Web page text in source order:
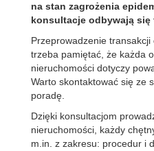
na stan zagrożenia
konsultacje odbywają
Przeprowadzenie transakcji
trzeba pamiętać, że każda
nieruchomości dotyczy
Warto skontaktować się ze
poradę.
Dzięki konsultacjom
nieruchomości, każdy
m.in. z zakresu: procedur i